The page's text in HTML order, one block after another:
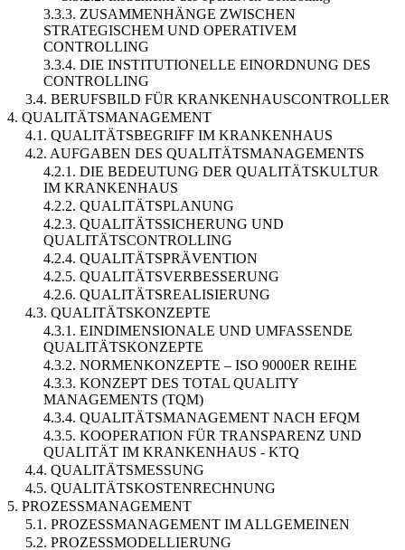
3.3.3. ZUSAMMENHÄNGE ZWISCHEN
STRATEGISCHEM UND OPERATIVEM
CONTROLLING
3.3.4. DIE INSTITUTIONELLE EINORDNUNG DES
CONTROLLING
3.4. BERUFSBILD FÜR KRANKENHAUSCONTROLLER
4. QUALITÄTSMANAGEMENT
4.1. QUALITÄTSBEGRIFF IM KRANKENHAUS
4.2. AUFGABEN DES QUALITÄTSMANAGEMENTS
4.2.1. DIE BEDEUTUNG DER QUALITÄTSKULTUR
IM KRANKENHAUS
4.2.2. QUALITÄTSPLANUNG
4.2.3. QUALITÄTSSICHERUNG UND
QUALITÄTSCONTROLLING
4.2.4. QUALITÄTSPRÄVENTION
4.2.5. QUALITÄTSVERBESSERUNG
4.2.6. QUALITÄTSREALISIERUNG
4.3. QUALITÄTSKONZEPTE
4.3.1. EINDIMENSIONALE UND UMFASSENDE
QUALITÄTSKONZEPTE
4.3.2. NORMENKONZEPTE – ISO 9000ER REIHE
4.3.3. KONZEPT DES TOTAL QUALITY
MANAGEMENTS (TQM)
4.3.4. QUALITÄTSMANAGEMENT NACH EFQM
4.3.5. KOOPERATION FÜR TRANSPARENZ UND
QUALITÄT IM KRANKENHAUS - KTQ
4.4. QUALITÄTSMESSUNG
4.5. QUALITÄTSKOSTENRECHNUNG
5. PROZESSMANAGEMENT
5.1. PROZESSMANAGEMENT IM ALLGEMEINEN
5.2. PROZESSMODELLIERUNG